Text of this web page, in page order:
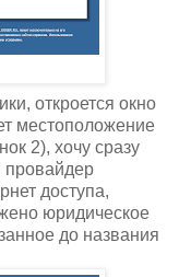
откроется окно
местоположение
2), хочу сразу
провайдер
доступа,
юридическое
до названия